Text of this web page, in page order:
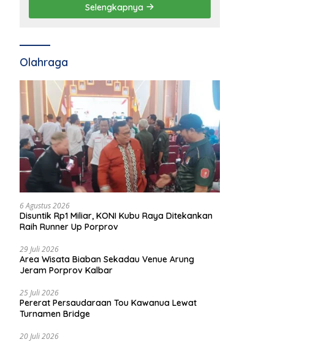
Selengkapnya
Olahraga
6 Agustus 2026
Disuntik Rp1 Miliar, KONI Kubu Raya Ditekankan
Raih Runner Up Porprov
29 Juli 2026
Area Wisata Biaban Sekadau Venue Arung
Jeram Porprov Kalbar
25 Juli 2026
Pererat Persaudaraan Tou Kawanua Lewat
Turnamen Bridge
20 Juli 2026